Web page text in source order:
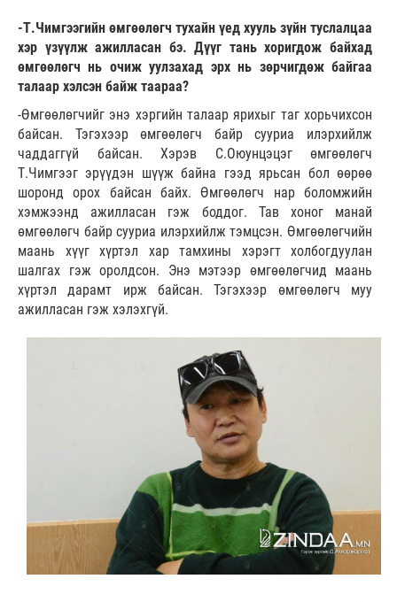
-Т.Чимгээгийн өмгөөлөгч тухайн үед хууль зүйн туслалцаа
хэр үзүүлж ажилласан бэ. Дүүг тань хоригдож байхад
өмгөөлөгч нь очиж уулзахад эрх нь зөрчигдөж байгаа
талаар хэлсэн байж таараа?
-Өмгөөлөгчийг энэ хэргийн талаар ярихыг таг хорьчихсон
байсан. Тэгэхээр өмгөөлөгч байр сууриа илэрхийлж
чаддаггүй байсан. Хэрэв С.Оюунцэцэг өмгөөлөгч
Т.Чимгээг эрүүдэн шүүж байна гээд ярьсан бол өөрөө
шоронд орох байсан байх. Өмгөөлөгч нар боломжийн
хэмжээнд ажилласан гэж боддог. Тав хоног манай
өмгөөлөгч байр сууриа илэрхийлж тэмцсэн. Өмгөөлөгчийн
маань хүүг хүртэл хар тамхины хэрэгт холбогдуулан
шалгах гэж оролдсон. Энэ мэтээр өмгөөлөгчид маань
хүртэл дарамт ирж байсан. Тэгэхээр өмгөөлөгч муу
ажилласан гэж хэлэхгүй.